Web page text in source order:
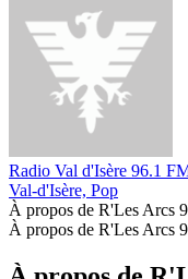
Radio Val d'Isère 96.1
Val-d'Isère, Pop
À propos de R'Les Arcs
À propos de R'Les Arcs